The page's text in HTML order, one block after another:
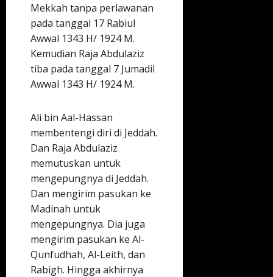
Mekkah tanpa perlawanan
pada tanggal 17 Rabiul
Awwal 1343 H/ 1924 M.
Kemudian Raja Abdulaziz
tiba pada tanggal 7 Jumadil
Awwal 1343 H/ 1924 M.
Ali bin Aal-Hassan
membentengi diri di Jeddah.
Dan Raja Abdulaziz
memutuskan untuk
mengepungnya di Jeddah.
Dan mengirim pasukan ke
Madinah untuk
mengepungnya. Dia juga
mengirim pasukan ke Al-
Qunfudhah, Al-Leith, dan
Rabigh. Hingga akhirnya